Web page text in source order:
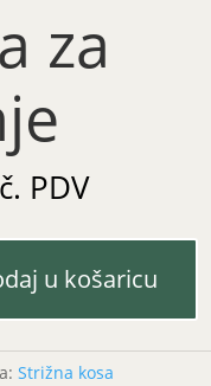
za
PDV
u košaricu
Strižna kosa